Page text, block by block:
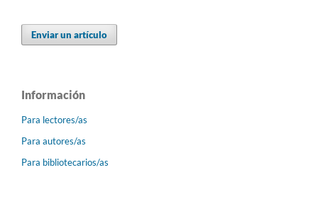
Enviar un artículo
Información
Para lectores/as
Para autores/as
Para bibliotecarios/as